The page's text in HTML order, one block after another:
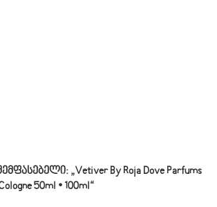
„Vetiver By Roja Dove Parfums
50ml • 100ml“